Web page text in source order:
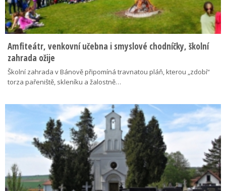
Amfiteátr, venkovní učebna i smyslové chodníčky, školní
zahrada ožije
Školní zahrada v Bánově připomíná travnatou pláň, kterou „zdobí“
torza pařeniště, skleníku a žalostně…